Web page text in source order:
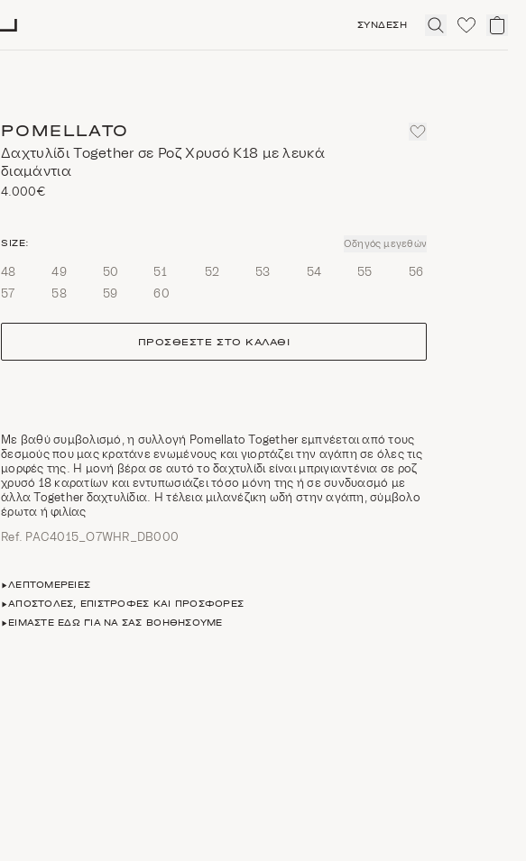
ΣΎΝΔΕΣΗ
Click
POMELLATO
Δαχτυλίδι Together σε Ροζ Χρυσό Κ18 με λευκά
διαμάντια
4.000€
size
SIZE: Οδηγός μεγεθών
48 49 50 51 52 53 54 55
56
57
58 59 60
ΠΡΟΣΘΈΣΤΕ ΣΤΟ ΚΑΛΆΘΙ
Με βαθύ συμβολισμό, η συλλογή Pomellato Together εμπνέεται από τους
δεσμούς που μας κρατάνε ενωμένους και γιορτάζει την αγάπη σε όλες τις
μορφές της. Η μονή βέρα σε αυτό το δαχτυλίδι είναι μπριγιαντένια σε ροζ
χρυσό 18 καρατίων και εντυπωσιάζει τόσο μόνη της ή σε συνδυασμό με
άλλα Together δαχτυλίδια. Η τέλεια μιλανέζικη ωδή στην αγάπη, σύμβολο
έρωτα ή φιλίας
Ref. PAC4015_O7WHR_DB000
ΛΕΠΤΟΜΈΡΕΙΕΣ
ΑΠΟΣΤΟΛΈΣ, ΕΠΙΣΤΡΟΦΈΣ ΚΑΙ ΠΡΟΣΦΟΡΈΣ
ΕΊΜΑΣΤΕ ΕΔΏ ΓΙΑ ΝΑ ΣΑΣ ΒΟΗΘΉΣΟΥΜΕ